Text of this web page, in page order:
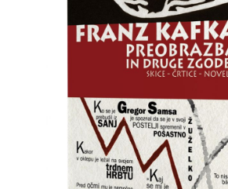
Prijava na e-novice